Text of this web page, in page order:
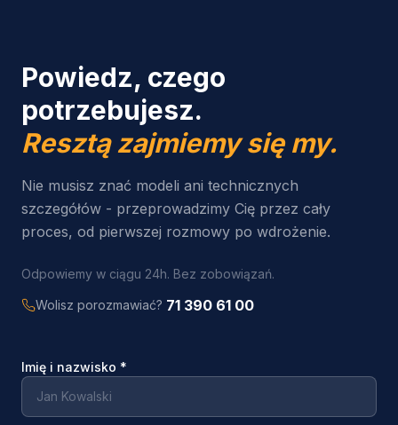
Powiedz, czego
potrzebujesz.
Resztą zajmiemy się my.
Nie musisz znać modeli ani technicznych
szczegółów - przeprowadzimy Cię przez cały
proces, od pierwszej rozmowy po wdrożenie.
Odpowiemy w ciągu 24h. Bez zobowiązań.
Wolisz porozmawiać? 71 390 61 00
Imię i nazwisko *